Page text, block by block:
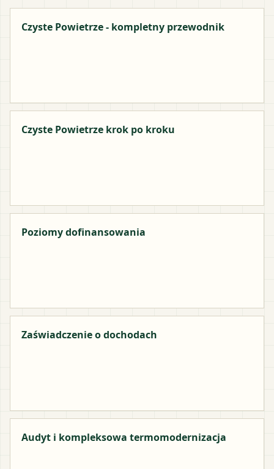
Czyste Powietrze - kompletny przewodnik
Czyste Powietrze krok po kroku
Poziomy dofinansowania
Zaświadczenie o dochodach
Audyt i kompleksowa termomodernizacja